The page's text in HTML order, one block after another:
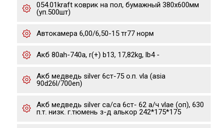
054.01kraft коврик на пол, бумажный 380х600мм
(уп.500шт)
Автокамера 6,00/6,50-15 тr77 норм
Акб 80ah-740a, r(+) b13, 17,82kg, lb4 -
Акб медведь silver 6ст-75 о.п. vla (asia
90d26l/700en)
Акб медведь silver ca/ca 6ст- 62 а/ч vlae (оп), 630
п.т. низк. г.тюмень з-д алькор 242*175*175